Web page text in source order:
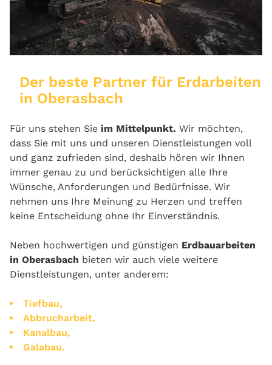
Der beste Partner für Erdarbeiten
in Oberasbach
Für uns stehen Sie im Mittelpunkt. Wir möchten,
dass Sie mit uns und unseren Dienstleistungen voll
und ganz zufrieden sind, deshalb hören wir Ihnen
immer genau zu und berücksichtigen alle Ihre
Wünsche, Anforderungen und Bedürfnisse. Wir
nehmen uns Ihre Meinung zu Herzen und treffen
keine Entscheidung ohne Ihr Einverständnis.
Neben hochwertigen und günstigen Erdbauarbeiten
in Oberasbach bieten wir auch viele weitere
Dienstleistungen, unter anderem:
Tiefbau,
Abbrucharbeit,
Kanalbau,
Galabau.